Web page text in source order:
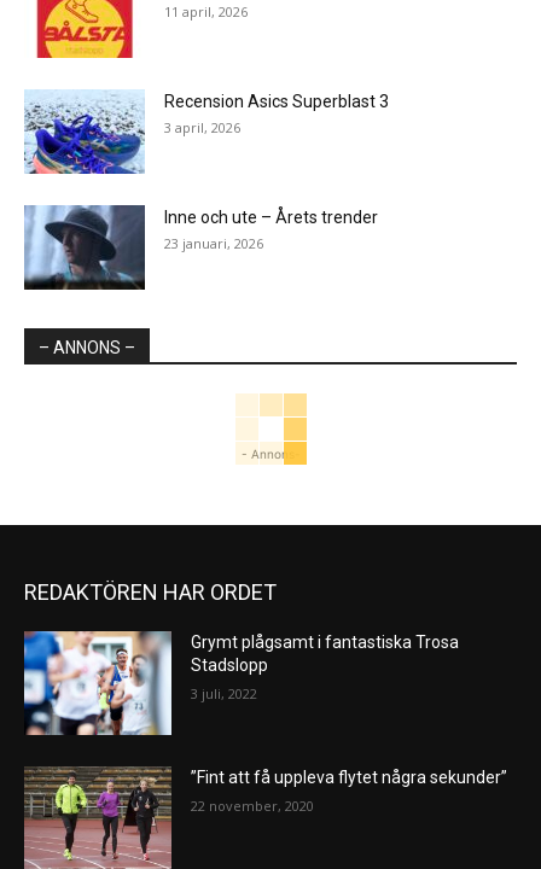
11 april, 2026
Recension Asics Superblast 3
3 april, 2026
Inne och ute – Årets trender
23 januari, 2026
– ANNONS –
- Annons-
REDAKTÖREN HAR ORDET
Grymt plågsamt i fantastiska Trosa
Stadslopp
3 juli, 2022
”Fint att få uppleva flytet några sekunder”
22 november, 2020